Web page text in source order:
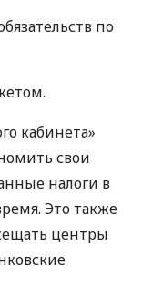
по
кабинета»
свои
налоги в
Это также
центры